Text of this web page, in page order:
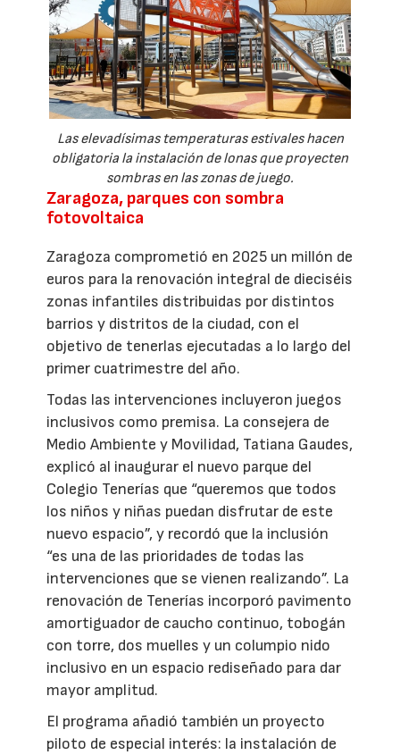
Las elevadísimas temperaturas estivales hacen
obligatoria la instalación de lonas que proyecten
sombras en las zonas de juego.
Zaragoza, parques con sombra
fotovoltaica
Zaragoza comprometió en 2025 un millón de
euros para la renovación integral de dieciséis
zonas infantiles distribuidas por distintos
barrios y distritos de la ciudad, con el
objetivo de tenerlas ejecutadas a lo largo del
primer cuatrimestre del año.
Todas las intervenciones incluyeron juegos
inclusivos como premisa. La consejera de
Medio Ambiente y Movilidad, Tatiana Gaudes,
explicó al inaugurar el nuevo parque del
Colegio Tenerías que “queremos que todos
los niños y niñas puedan disfrutar de este
nuevo espacio”, y recordó que la inclusión
“es una de las prioridades de todas las
intervenciones que se vienen realizando”. La
renovación de Tenerías incorporó pavimento
amortiguador de caucho continuo, tobogán
con torre, dos muelles y un columpio nido
inclusivo en un espacio rediseñado para dar
mayor amplitud.
El programa añadió también un proyecto
piloto de especial interés: la instalación de